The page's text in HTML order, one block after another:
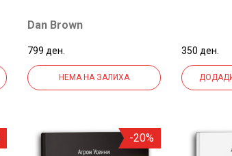
Dan Brown
799 ден.
НЕМА НА ЗАЛИХА
350 ден.
-20%